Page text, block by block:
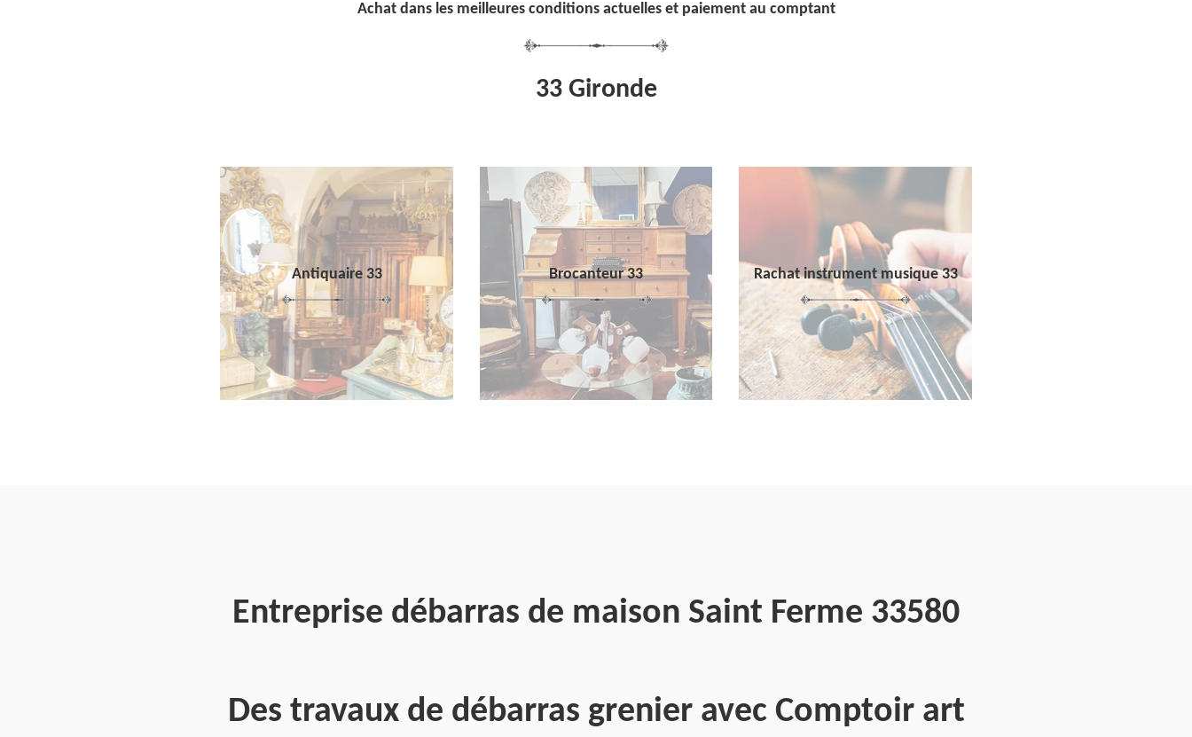
Achat dans les meilleures conditions actuelles et paiement au comptant
33 Gironde
Antiquaire 33 Brocanteur 33 Rachat instrument musique 33
Entreprise débarras de maison Saint Ferme 33580
Des travaux de débarras grenier avec Comptoir art